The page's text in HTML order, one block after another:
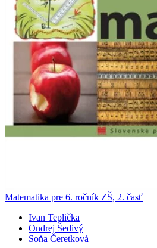
Matematika pre 6. ročník ZŠ, 2. časť
Ivan Teplička
Ondrej Šedivý
Soňa Čeretková